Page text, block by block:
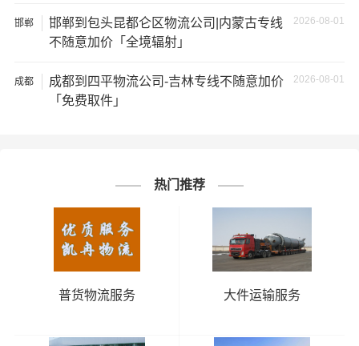
通知公司客服以便安排仓库存放。
服务提出意见或建议，我们会认真对待并及时把处理意见
汇报于您，非常感谢您对我们的支持，我们将为客户的需
# 邯郸货运
# 邯郸物流
# 物流专线
# 物流公司
邯郸 2026-08-01
邯郸到包头昆都仑区物流公司|内蒙古专线
不随意加价「全境辐射」
成都 2026-08-01
成都到四平物流公司-吉林专线不随意加价
「免费取件」
热门推荐
普货物流服务 大件运输服务